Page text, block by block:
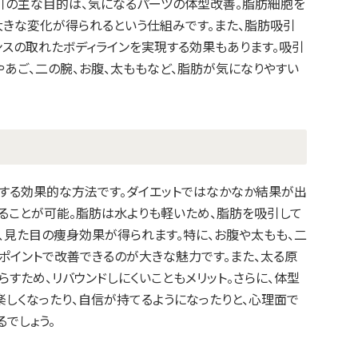
な変化が得られるという仕組みです。また、脂肪吸引
の取れたボディラインを実現する効果もあります。吸引
ご、二の腕、お腹、太ももなど、脂肪が気になりやすい
効果的な方法です。ダイエットではなかなか結果が出
とが可能。脂肪は水よりも軽いため、脂肪を吸引して
た目の痩身効果が得られます。特に、お腹や太もも、二
ントで改善できるのが大きな魅力です。また、太る原
め、リバウンドしにくいこともメリット。さらに、体型
くなったり、自信が持てるようになったりと、心理面で
しょう。